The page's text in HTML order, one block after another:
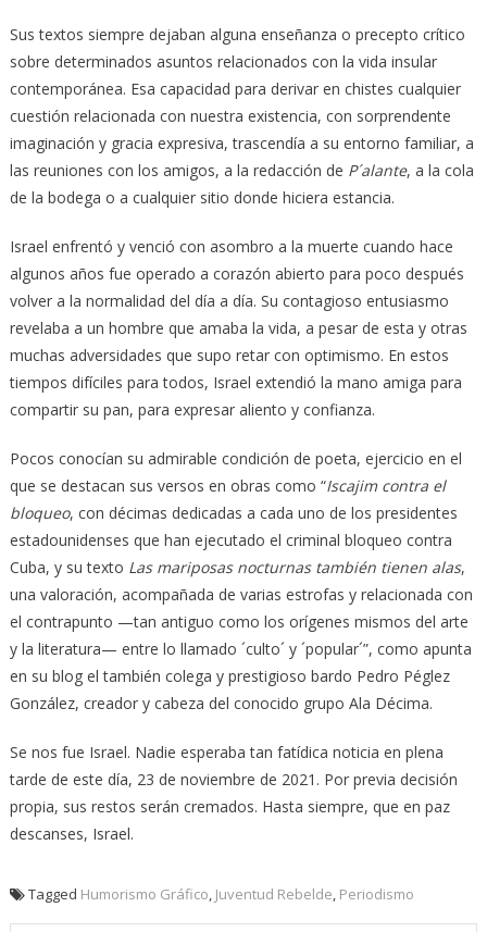
Sus textos siempre dejaban alguna enseñanza o precepto crítico
sobre determinados asuntos relacionados con la vida insular
contemporánea. Esa capacidad para derivar en chistes cualquier
cuestión relacionada con nuestra existencia, con sorprendente
imaginación y gracia expresiva, trascendía a su entorno familiar, a
las reuniones con los amigos, a la redacción de P´alante, a la cola
de la bodega o a cualquier sitio donde hiciera estancia.
Israel enfrentó y venció con asombro a la muerte cuando hace
algunos años fue operado a corazón abierto para poco después
volver a la normalidad del día a día. Su contagioso entusiasmo
revelaba a un hombre que amaba la vida, a pesar de esta y otras
muchas adversidades que supo retar con optimismo. En estos
tiempos difíciles para todos, Israel extendió la mano amiga para
compartir su pan, para expresar aliento y confianza.
Pocos conocían su admirable condición de poeta, ejercicio en el
que se destacan sus versos en obras como “Iscajim contra el
bloqueo, con décimas dedicadas a cada uno de los presidentes
estadounidenses que han ejecutado el criminal bloqueo contra
Cuba, y su texto Las mariposas nocturnas también tienen alas,
una valoración, acompañada de varias estrofas y relacionada con
el contrapunto —tan antiguo como los orígenes mismos del arte
y la literatura— entre lo llamado ´culto´ y ´popular´”, como apunta
en su blog el también colega y prestigioso bardo Pedro Péglez
González, creador y cabeza del conocido grupo Ala Décima.
Se nos fue Israel. Nadie esperaba tan fatídica noticia en plena
tarde de este día, 23 de noviembre de 2021. Por previa decisión
propia, sus restos serán cremados. Hasta siempre, que en paz
descanses, Israel.
Tagged Humorismo Gráfico Juventud Rebelde Periodismo